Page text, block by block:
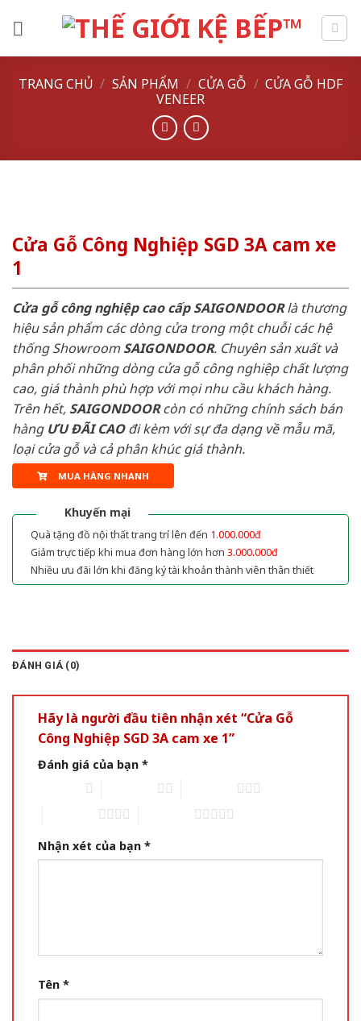
TRANG CHỦ / SẢN PHẨM / CỬA GỖ / CỬA GỖ HDF
VENEER
Cửa Gỗ Công Nghiệp SGD 3A cam xe
1
Cửa gỗ công nghiệp cao cấp SAIGONDOORlà thương
hiệu sản phẩm các dòng cửa trong một chuỗi các hệ
thống ShowroomSAIGONDOOR. Chuyên sản xuất và
phân phối những dòng cửa gỗ công nghiệp chất lượng
cao, giá thành phù hợp với mọi nhu cầu khách hàng.
Trên hết, SAIGONDOORcòn có những chính sách bán
hàng ƯU ĐÃI CAOđi kèm với sự đa dạng về mẫu mã,
loại cửa gỗ và cả phân khúc giá thành.
MUA HÀNG NHANH
Khuyến mại
Quà tặng đồ nội thất trang trí lên đến 1.000.000đ
Giảm trực tiếp khi mua đơn hàng lớn hơn 3.000.000đ
Nhiều ưu đãi lớn khi đăng ký tài khoản thành viên thân thiết
ĐÁNH GIÁ (0)
Hãy là người đầu tiên nhận xét “Cửa Gỗ
Công Nghiệp SGD 3A cam xe 1”
Đánh giá của bạn *
Nhận xét của bạn *
Tên *